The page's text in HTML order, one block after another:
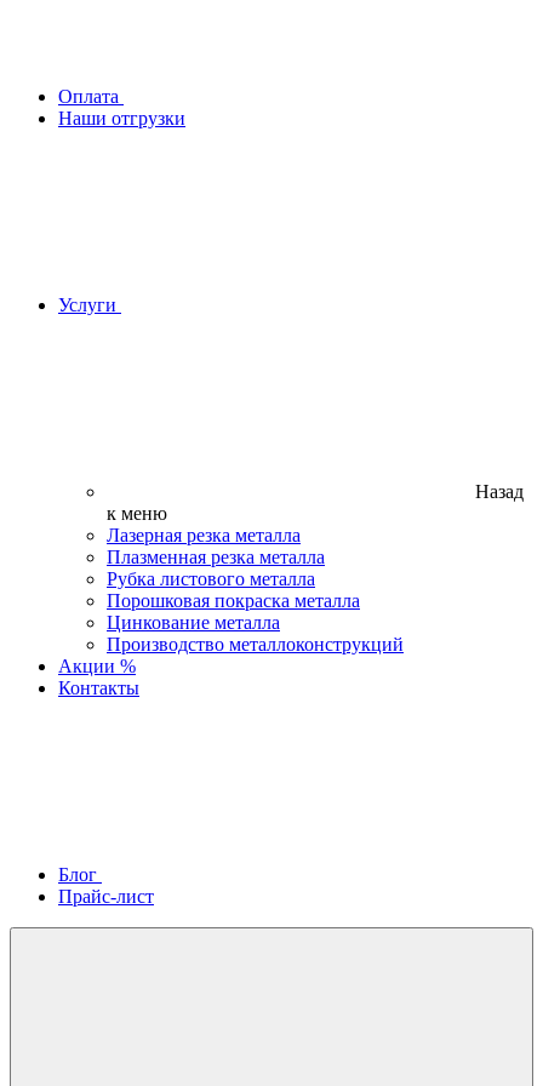
Оплата
Наши отгрузки
Услуги
Назад
к меню
Лазерная резка металла
Плазменная резка металла
Рубка листового металла
Порошковая покраска металла
Цинкование металла
Производство металлоконструкций
Акции %
Контакты
Блог
Прайс-лист